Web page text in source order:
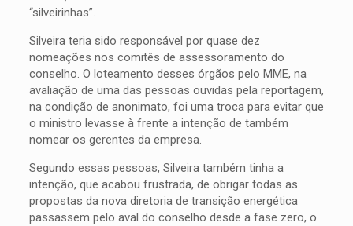
“silveirinhas”.
Silveira teria sido responsável por quase dez
nomeações nos comitês de assessoramento do
conselho. O loteamento desses órgãos pelo MME, na
avaliação de uma das pessoas ouvidas pela reportagem,
na condição de anonimato, foi uma troca para evitar que
o ministro levasse à frente a intenção de também
nomear os gerentes da empresa.
Segundo essas pessoas, Silveira também tinha a
intenção, que acabou frustrada, de obrigar todas as
propostas da nova diretoria de transição energética
passassem pelo aval do conselho desde a fase zero, o